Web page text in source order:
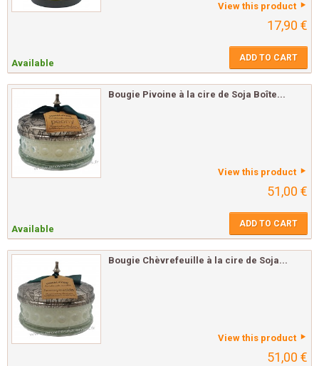
View this product
17,90 €
Available ADD TO CART
Bougie Pivoine à la cire de Soja Boîte...
View this product
51,00 €
Available ADD TO CART
Bougie Chèvrefeuille à la cire de Soja...
View this product
51,00 €